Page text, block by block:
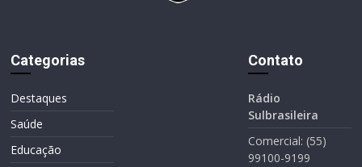
Categorias
Destaques
Saúde
Educação
Contato
Rádio
Sulbrasileira
Comercial: (55)
99100-9199